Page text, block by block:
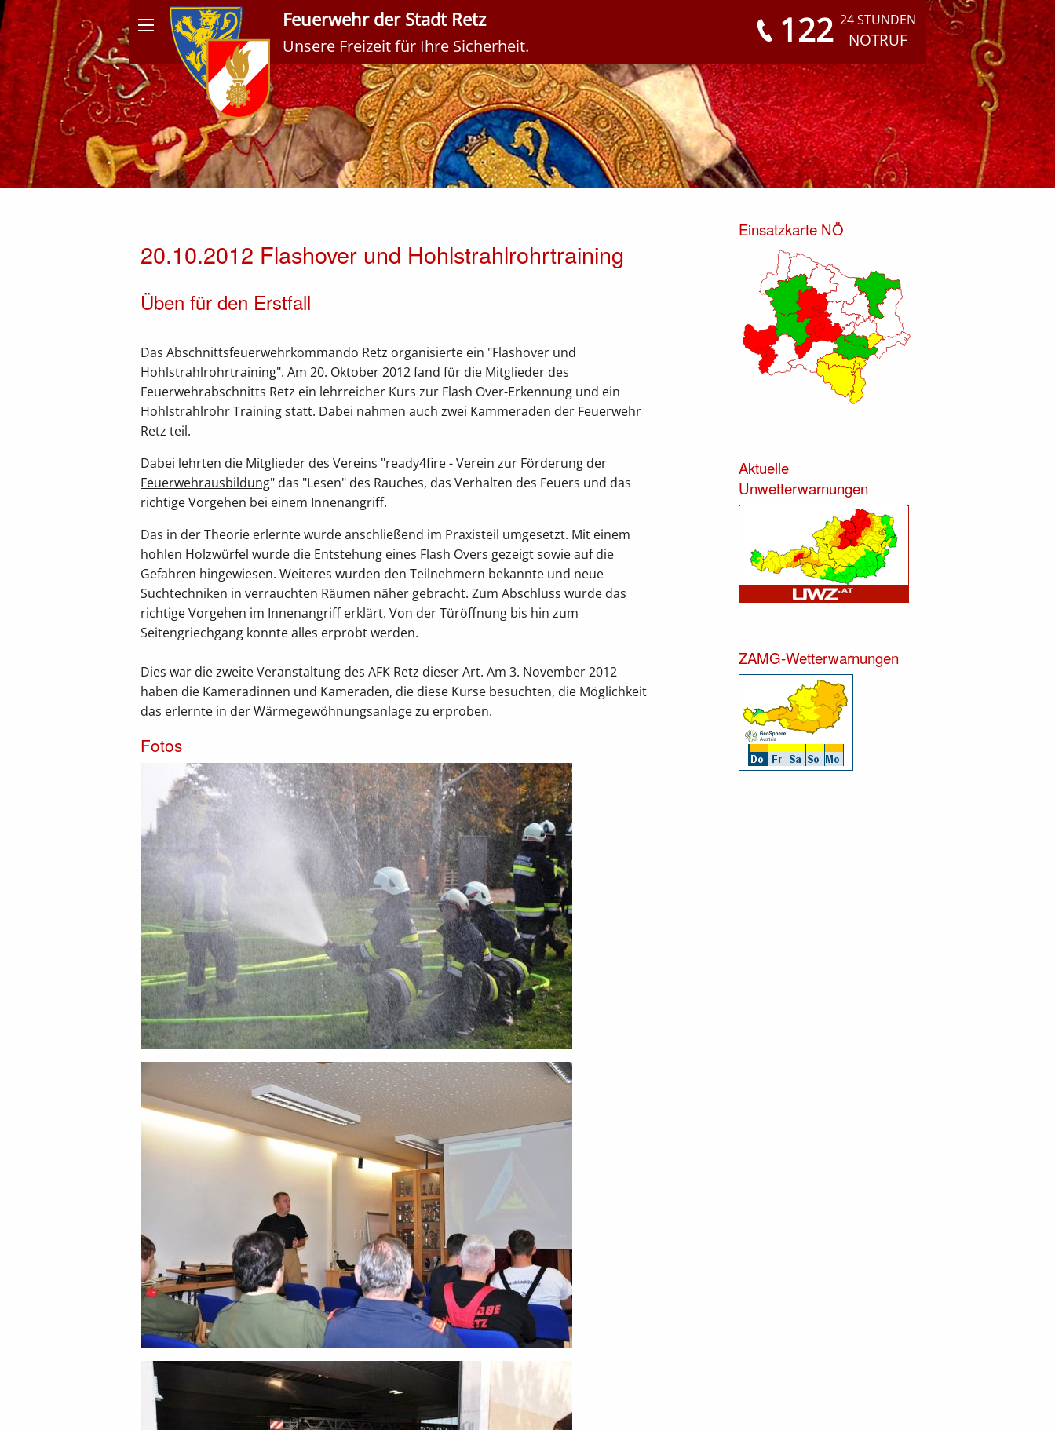
Feuerwehr der Stadt Retz
Unsere Freizeit für Ihre Sicherheit. 122 24 STUNDEN
NOTRUF
20.10.2012 Flashover und Hohlstrahlrohrtraining
Üben für den Erstfall
Das Abschnittsfeuerwehrkommando Retz organisierte ein "Flashover und
Hohlstrahlrohrtraining". Am 20. Oktober 2012fand für die Mitglieder des
Feuerwehrabschnitts Retz ein lehrreicher Kurs zur Flash Over-Erkennung und ein
Hohlstrahlrohr Training statt. Dabei nahmen auch zwei Kammeraden der Feuerwehr
Retz teil.
Dabei lehrten die Mitglieder des Vereins "ready4fire - Verein zur Förderung der
Feuerwehrausbildung" das "Lesen" des Rauches, das Verhalten des Feuers und das
richtige Vorgehen bei einem Innenangriff.
Das in der Theorie erlernte wurde anschließend im Praxisteil umgesetzt. Mit einem
hohlen Holzwürfel wurde die Entstehung eines Flash Overs gezeigt sowie auf die
Gefahren hingewiesen. Weiteres wurden den Teilnehmern bekannte und neue
Suchtechniken in verrauchten Räumen näher gebracht. Zum Abschluss wurde das
richtige Vorgehen im Innenangriff erklärt. Von der Türöffnung bis hin zum
Seitengriechgang konnte alles erprobt werden.
Dies war die zweite Veranstaltung des AFK Retz dieser Art. Am 3. November 2012
haben die Kameradinnen und Kameraden, die diese Kurse besuchten, die Möglichkeit
das erlernte in der Wärmegewöhnungsanlage zu erproben.
Fotos
Einsatzkarte NÖ
Aktuelle
Unwetterwarnungen
ZAMG-Wetterwarnungen